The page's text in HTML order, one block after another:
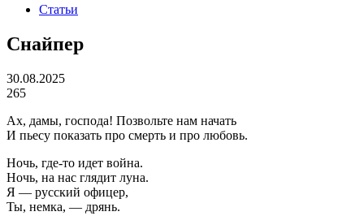
Статьи
Снайпер
30.08.2025
265
Ах, дамы, господа! Позвольте нам начать
И пьесу показать про смерть и про любовь.
Ночь, где-то идет война.
Ночь, на нас глядит луна.
Я — русский офицер,
Ты, немка, — дрянь.